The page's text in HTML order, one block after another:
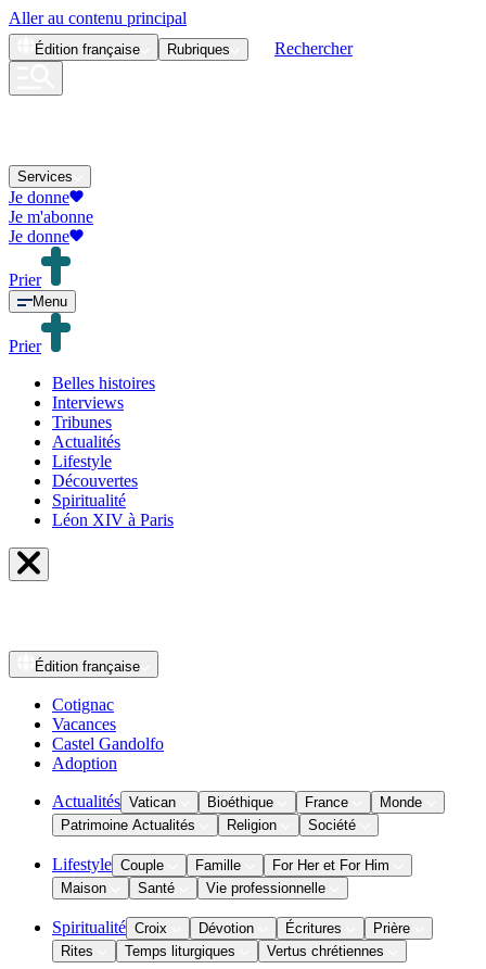
Aller au contenu principal
Édition française Rubriques Rechercher
Services
Je donne
Je m'abonne
Je donne
Prier
Menu
Prier
Belles histoires
Interviews
Tribunes
Actualités
Lifestyle
Découvertes
Spiritualité
Léon XIV à Paris
Édition française
Cotignac
Vacances
Castel Gandolfo
Adoption
Actualités Vatican Bioéthique France
Monde
Patrimoine Actualités
Religion Société
Lifestyle Couple Famille
For Her et For Him
Maison
Santé Vie professionnelle
Spiritualité Croix Dévotion Écritures
Prière
Rites
Temps liturgiques Vertus chrétiennes